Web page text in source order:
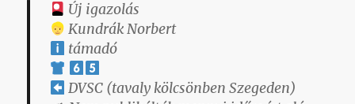
Új igazolás
Kundrák Norbert
támadó
DVSC (tavaly kölcsönben Szegeden)